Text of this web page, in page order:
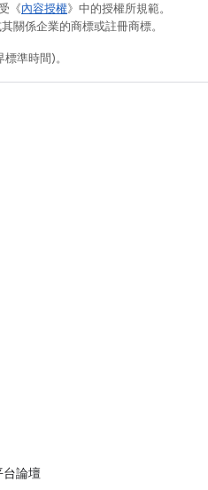
《內容授權》中的授權所規範。
關係企業的商標或註冊商標。
準時間)。
論壇